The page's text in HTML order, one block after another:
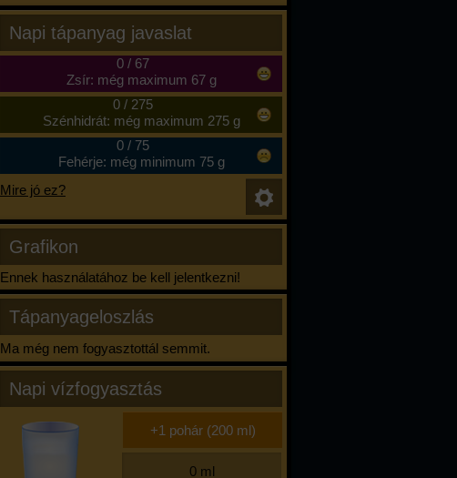
Napi tápanyag javaslat
0/ 67
Zsír: még maximum 67 g
0/ 275
Szénhidrát: még maximum 275 g
0/ 75
Fehérje: még minimum 75 g
Mire jó ez?
Grafikon
Ennek használatához be kell jelentkezni!
Tápanyageloszlás
Ma még nem fogyasztottál semmit.
Napi vízfogyasztás